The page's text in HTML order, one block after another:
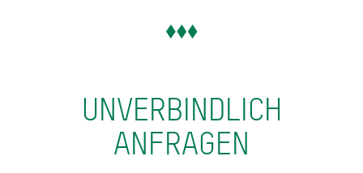
UNVERBINDLICH
ANFRAGEN